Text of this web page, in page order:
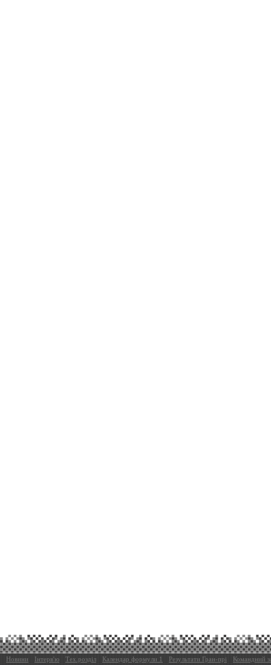
Новини Інтерв'ю Тех.розділ Календар формули 1 Результати Гран-прі Командний